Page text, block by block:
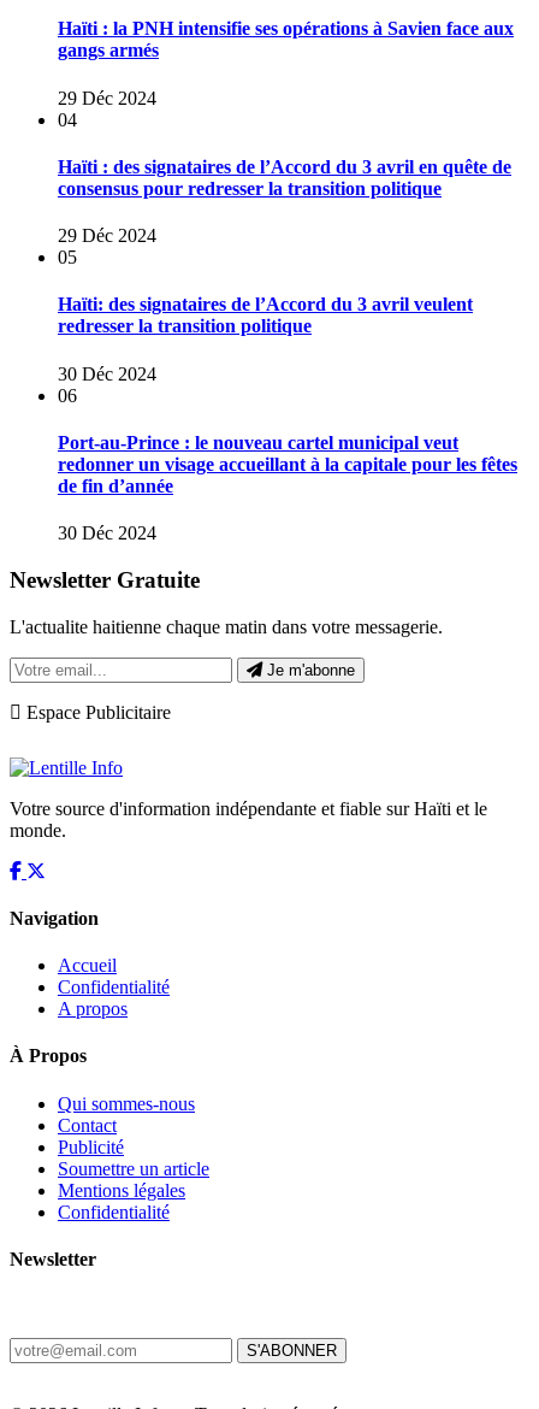
Haïti : la PNH intensifie ses opérations à Savien face aux
gangs armés
29 Déc 2024
04
Haïti : des signataires de l’Accord du 3 avril en quête de
consensus pour redresser la transition politique
29 Déc 2024
05
Haïti: des signataires de l’Accord du 3 avril veulent
redresser la transition politique
30 Déc 2024
06
Port-au-Prince : le nouveau cartel municipal veut
redonner un visage accueillant à la capitale pour les fêtes
de fin d’année
30 Déc 2024
Newsletter Gratuite
L'actualite haitienne chaque matin dans votre messagerie.
Je m'abonne
Espace Publicitaire
Votre source d'information indépendante et fiable sur Haïti et le
monde.
Navigation
Accueil
Confidentialité
A propos
À Propos
Qui sommes-nous
Contact
Publicité
Soumettre un article
Mentions légales
Confidentialité
Newsletter
S'ABONNER